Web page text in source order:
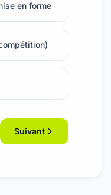
en forme
Suivant